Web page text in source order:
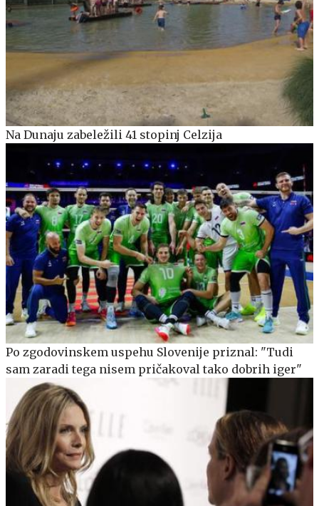
Na Dunaju zabeležili 41 stopinj Celzija
Po zgodovinskem uspehu Slovenije priznal: "Tudi
sam zaradi tega nisem pričakoval tako dobrih iger"